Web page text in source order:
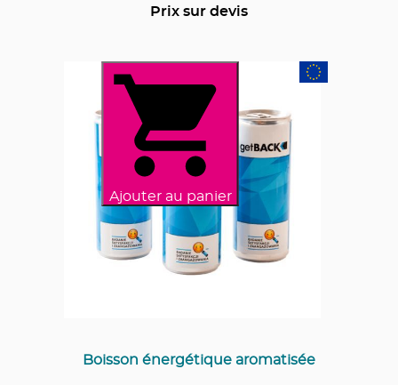
Prix sur devis
Ajouter au panier
Boisson énergétique aromatisée